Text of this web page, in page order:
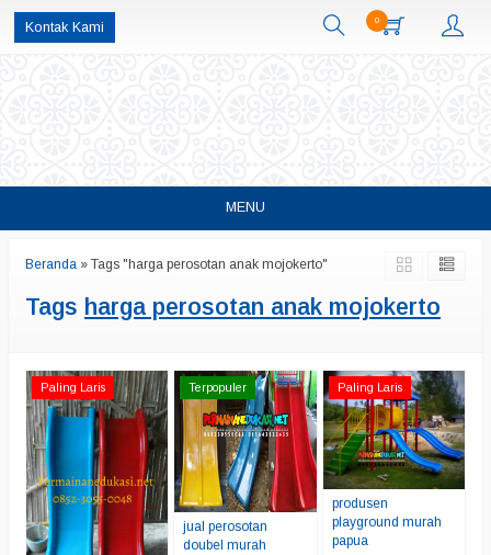
Kontak Kami 0
MENU
Beranda » Tags "harga perosotan anak mojokerto"
Tags harga perosotan anak mojokerto
Paling Laris Terpopuler
jual perosotan
doubel murah
Paling Laris
produsen
playground murah
papua